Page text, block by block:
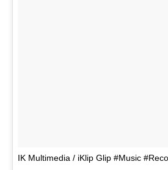
IK Multimedia / iKlip Glip #Music